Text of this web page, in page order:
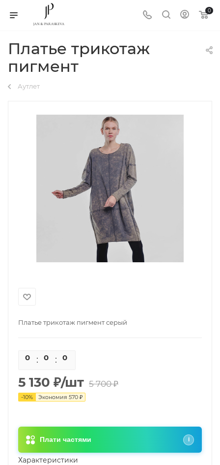
0
Платье трикотаж
пигмент
Аутлет
Платье трикотаж пигмент серый
0 0 0
5 130 ₽/шт 5 700₽
-10% Экономия 570 ₽
Плати частями i
Характеристики